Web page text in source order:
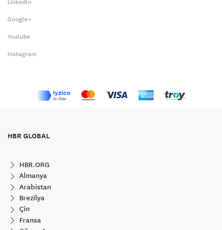
LinkedIn
Google+
Youtube
Instagram
HBR GLOBAL
HBR.ORG
Almanya
Arabistan
Brezilya
Çin
Fransa